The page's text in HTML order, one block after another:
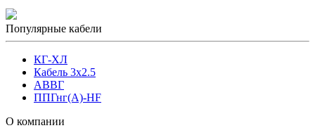
Популярные кабели
КГ-ХЛ
Кабель 3x2.5
АВВГ
ППГнг(А)-HF
О компании